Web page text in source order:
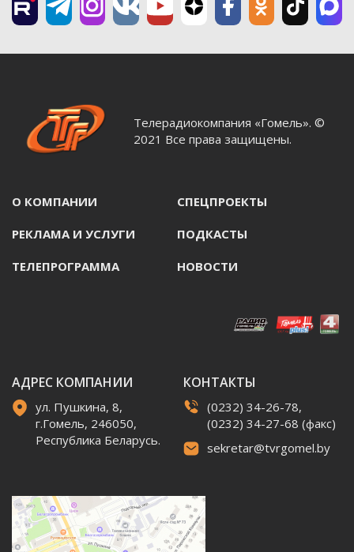
Телерадиокомпания «Гомель». ©
2021 Все права защищены.
О КОМПАНИИ СПЕЦПРОЕКТЫ
РЕКЛАМА И УСЛУГИ ПОДКАСТЫ
ТЕЛЕПРОГРАММА НОВОСТИ
АДРЕС КОМПАНИИ
ул. Пушкина, 8,
г.Гомель, 246050,
Республика Беларусь.
КОНТАКТЫ
(0232) 34-26-78,
(0232) 34-27-68 (факс)
sekretar@tvrgomel.by